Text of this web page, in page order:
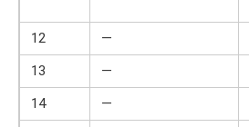
12 —
13
—
14
—